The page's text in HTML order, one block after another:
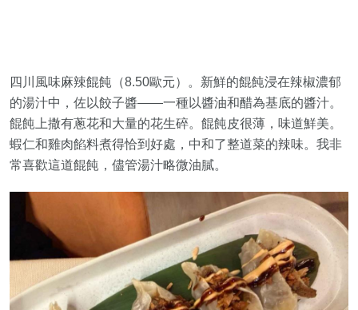
四川風味麻辣餛飩（8.50歐元）。新鮮的餛飩浸在辣椒濃郁
的湯汁中，佐以餃子醬——一種以醬油和醋為基底的醬汁。
餛飩上撒有蔥花和大量的花生碎。餛飩皮很薄，味道鮮美。
蝦仁和雞肉餡料煮得恰到好處，中和了整道菜的辣味。我非
常喜歡這道餛飩，儘管湯汁略微油膩。